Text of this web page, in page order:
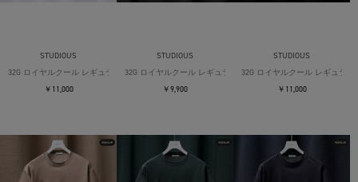
STUDIOUS
32G ロイヤルクール レギュラーTシャツ
￥11,000
STUDIOUS
32G ロイヤルクール レギュラーTシャツ
￥9,900
STUDIOUS
32G ロイヤルクール レギュラー
￥11,000